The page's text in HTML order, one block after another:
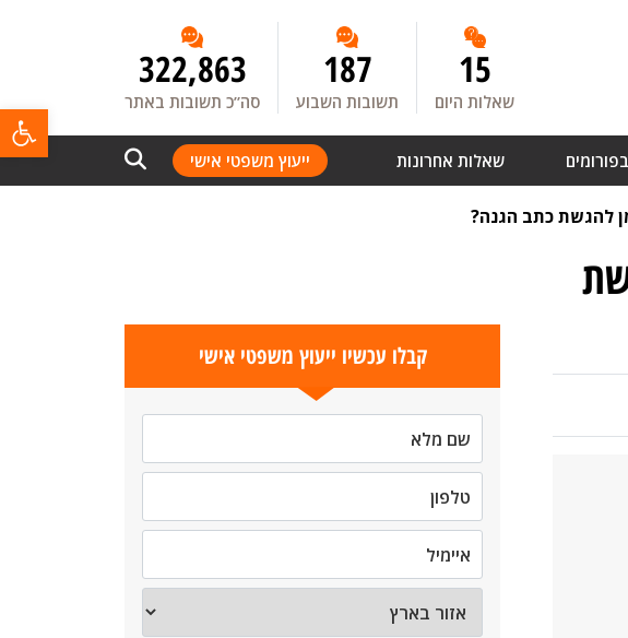
15
שאלות היום
187
תשובות השבוע
322,863
סה”כ תשובות באתר
שאלות אחרונות ייעוץ משפטי אישי
להגשת כתב הגנה?
קבלו עכשיו ייעוץ משפטי אישי